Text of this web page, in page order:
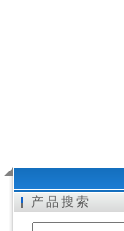
产品搜索